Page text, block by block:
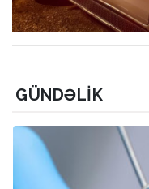
GÜNDƏLIK